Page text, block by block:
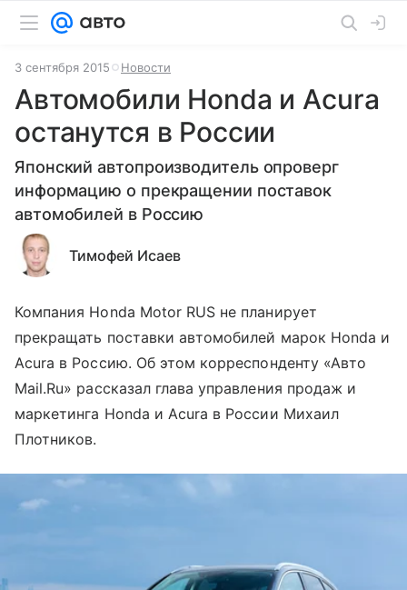
3 сентября 2015 Новости
Автомобили Honda и Acura
останутся в России
Японский автопроизводитель опроверг
информацию о прекращении поставок
автомобилей в Россию
Тимофей Исаев
Компания Honda Motor RUS не планирует
прекращать поставки автомобилей марок Honda и
Acura в Россию. Об этом корреспонденту «Авто
Mail.Ru» рассказал глава управления продаж и
маркетинга Honda и Acura в России Михаил
Плотников.